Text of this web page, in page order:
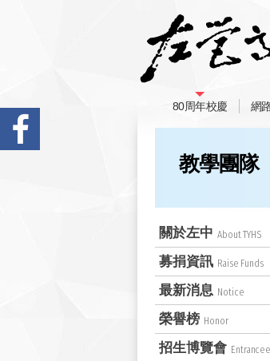
80周年校慶 網
教學團隊
關於左中 About TYHS
募捐資訊 Raise Funds
最新消息 Notice
榮譽榜 Honor
招生博覽會